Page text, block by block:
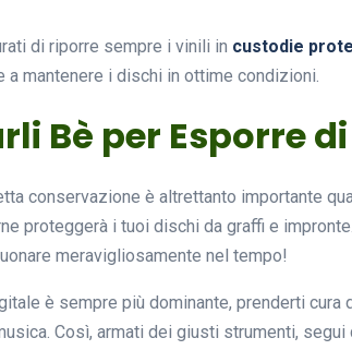
di riporre sempre i vinili in custodie
a mantenere i dischi in ottime condizioni.
Bè per Esporre
conservazione è altrettanto importante
proteggerà i tuoi dischi da graffi e
meravigliosamente nel tempo!
è sempre più dominante, prenderti
Così, armati dei giusti strumenti,